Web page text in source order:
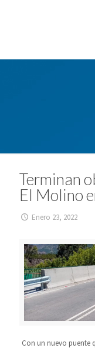
Terminan
El Molino
Enero 23, 2022
Con un nuevo puente